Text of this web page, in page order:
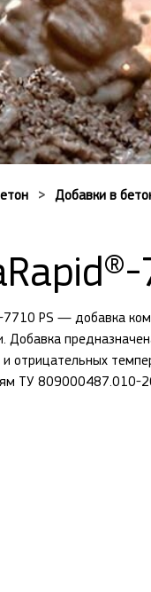
Добавки в
7710 PS — добавка
Добавка
и отрицательных
ТУ 809000487.010-